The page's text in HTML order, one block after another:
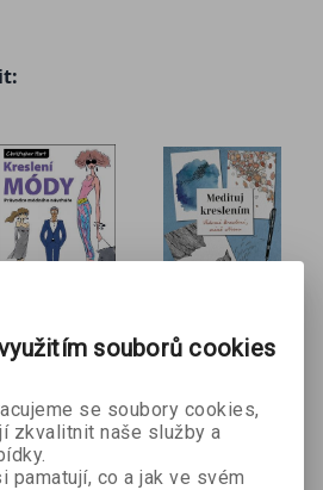
Kč 329 Kč
kreslením
Maricleová
250 Kč
souborů cookies
se soubory cookies,
zkvalitnit naše služby a
pamatují, co a jak ve svém